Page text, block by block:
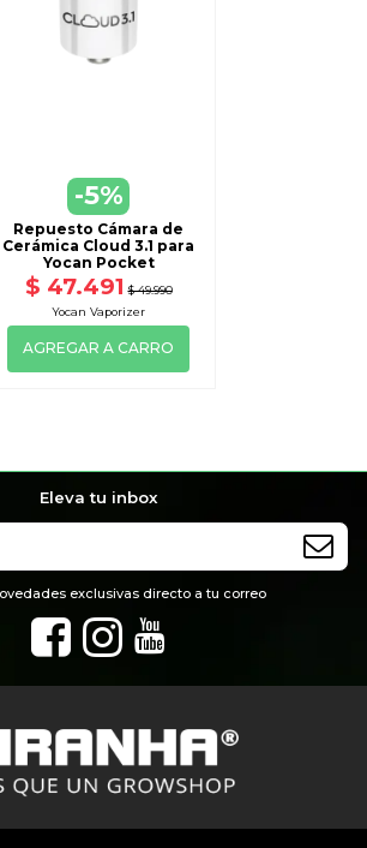
-5%
Repuesto Cámara de
Cerámica Cloud 3.1 para
Yocan Pocket
$ 47.491 $ 49.990
Yocan Vaporizer
AGREGAR A CARRO
Eleva tu inbox
exclusivas directo a tu correo